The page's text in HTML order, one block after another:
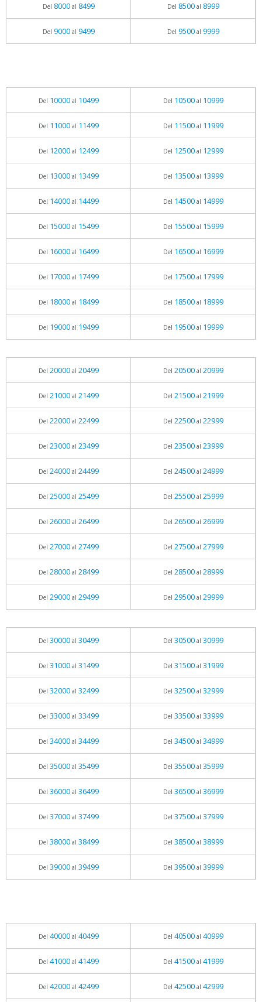
Del 8000al 8499 Del 8500al 8999
Del 9000al 9499 Del 9500al 9999
Del 10000al 10499 Del 10500al 10999
Del 11000al 11499 Del 11500al 11999
Del 12000al 12499 Del 12500al 12999
Del 13000al 13499 Del 13500al 13999
Del 14000al 14499 Del 14500al 14999
Del 15000al 15499 Del 15500al 15999
Del 16000al 16499 Del 16500al 16999
Del 17000al 17499 Del 17500al 17999
Del 18000al 18499 Del 18500al 18999
Del 19000al 19499 Del 19500al 19999
Del 20000al 20499 Del 20500al 20999
Del 21000al 21499 Del 21500al 21999
Del 22000al 22499 Del 22500al 22999
Del 23000al 23499 Del 23500al 23999
Del 24000al 24499 Del 24500al 24999
Del 25000al 25499 Del 25500al 25999
Del 26000al 26499 Del 26500al 26999
Del 27000al 27499 Del 27500al 27999
Del 28000al 28499 Del 28500al 28999
Del 29000al 29499 Del 29500al 29999
Del 30000al 30499 Del 30500al 30999
Del 31000al 31499 Del 31500al 31999
Del 32000al 32499 Del 32500al 32999
Del 33000al 33499 Del 33500al 33999
Del 34000al 34499 Del 34500al 34999
Del 35000al 35499 Del 35500al 35999
Del 36000al 36499 Del 36500al 36999
Del 37000al 37499 Del 37500al 37999
Del 38000al 38499 Del 38500al 38999
Del 39000al 39499 Del 39500al 39999
Del 40000al 40499 Del 40500al 40999
Del 41000al 41499 Del 41500al 41999
Del 42000al 42499 Del 42500al 42999